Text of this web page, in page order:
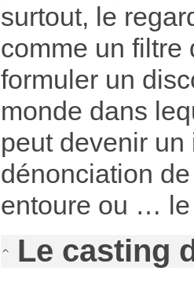
surtout, le
comme un filtre
formuler un
monde dans
peut devenir
dénonciation
entoure ou … le
Le casting